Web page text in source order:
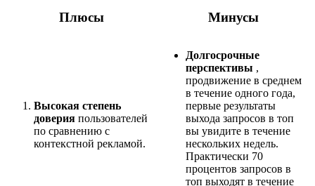
Плюсы Минусы
Высокая степень
доверия пользователей
по сравнению с
контекстной рекламой.
Долгосрочные
перспективы ,
продвижение в среднем
в течение одного года,
первые результаты
выхода запросов в топ
вы увидите в течение
нескольких недель.
Практически 70
процентов запросов в
топ выходят в течение